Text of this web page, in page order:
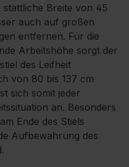
Breite von 45
auch auf großen
entfernen. Für die
Arbeitshöhe sorgt der
des Leifheit
von 80 bis 137 cm
sich somit jeder
an. Besonders
Ende des Stiels
Aufbewahrung des